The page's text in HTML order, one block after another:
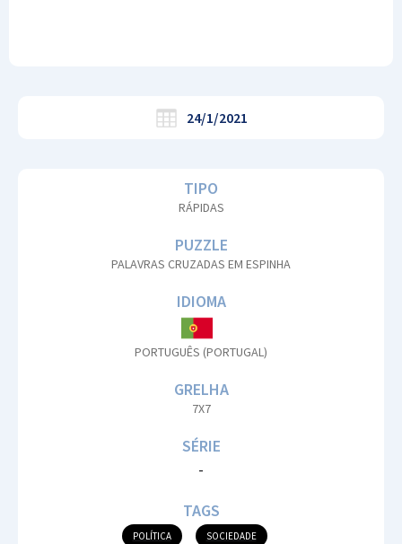
24/1/2021
TIPO
RÁPIDAS
PUZZLE
PALAVRAS CRUZADAS EM ESPINHA
IDIOMA
PORTUGUÊS (PORTUGAL)
GRELHA
7X7
SÉRIE
-
TAGS
POLÍTICA SOCIEDADE